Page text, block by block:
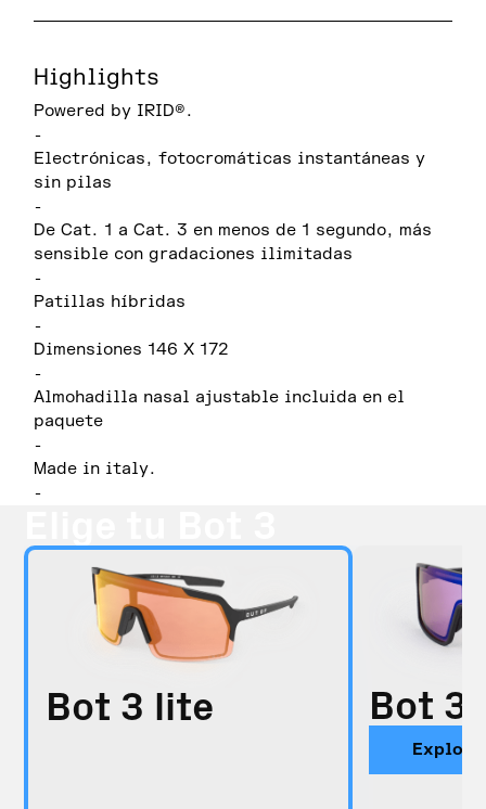
Highlights
Powered by IRID®.
-
Electrónicas, fotocromáticas instantáneas y
sin pilas
-
De Cat. 1 a Cat. 3 en menos de 1 segundo, más
sensible con gradaciones ilimitadas
-
Patillas híbridas
-
Dimensiones 146 X 172
-
Almohadilla nasal ajustable incluida en el
paquete
-
Made in italy.
-
Bot 3 lite Bot 3